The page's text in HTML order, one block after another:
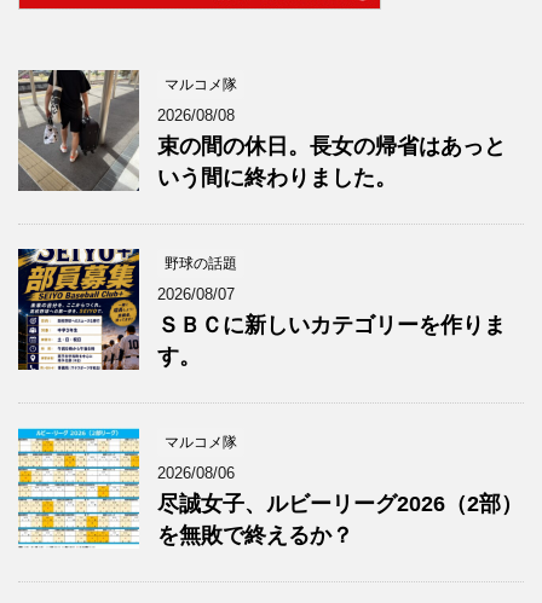
マルコメ隊
2026/08/08
束の間の休日。長女の帰省はあっと
いう間に終わりました。
野球の話題
2026/08/07
ＳＢＣに新しいカテゴリーを作りま
す。
マルコメ隊
2026/08/06
尽誠女子、ルビーリーグ2026（2部）
を無敗で終えるか？